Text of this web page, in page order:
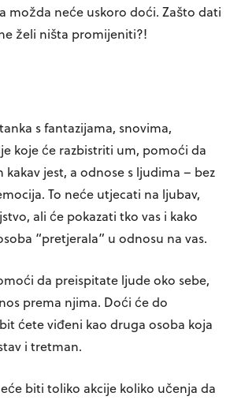
možda neće uskoro doći. Zašto dati
želi ništa promijeniti?!
s fantazijama, snovima,
koje će razbistriti um, pomoći da
jest, a odnose s ljudima – bez
To neće utjecati na ljubav,
ali će pokazati tko vas i kako
“pretjerala” u odnosu na vas.
da preispitate ljude oko sebe,
prema njima. Doći će do
ćete viđeni kao druga osoba koja
i tretman.
biti toliko akcije koliko učenja da